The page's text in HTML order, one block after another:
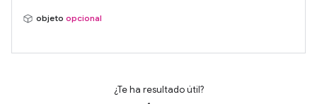
objeto opcional
¿Te ha resultado útil?